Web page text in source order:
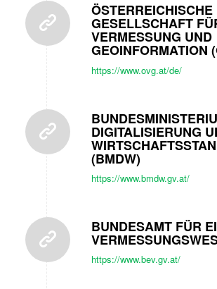
ÖSTERREICHISCHE
GESELLSCHAFT
VERMESSUNG UND
GEOINFORMATION
https://www.ovg.at/de/
DIGITALISIERUNG
(BMDW)
https://www.bmdw.gv.at/
BUNDESAMT FÜR
https://www.bev.gv.at/